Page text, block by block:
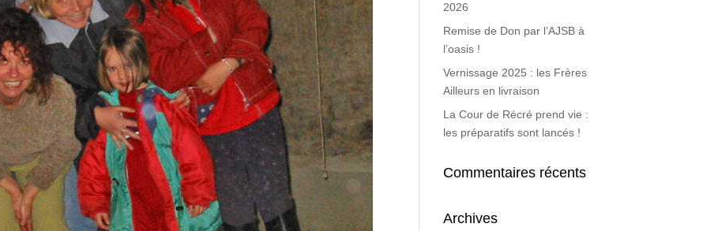
2026
Remise de Don par l’AJSB à
l’oasis !
Vernissage 2025 : les Frères
Ailleurs en livraison
La Cour de Récré prend vie :
les préparatifs sont lancés !
Commentaires récents
Archives